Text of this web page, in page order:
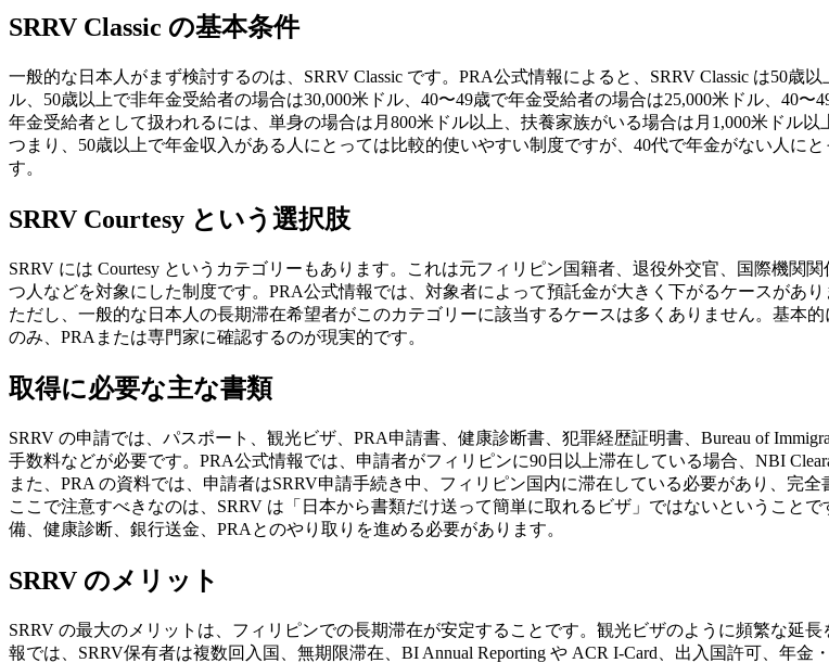
SRRV Classic の基本条件
一般的な日本人がまず検討するのは、SRRV Classic です。PRA公式情報によると、SRRV Classic は50歳
ル、50歳以上で非年金受給者の場合は30,000米ドル、40〜49歳で年金受給者の場合は25,000米ドル、40〜
年金受給者として扱われるには、単身の場合は月800米ドル以上、扶養家族がいる場合は月1,000米ドル以
つまり、50歳以上で年金収入がある人にとっては比較的使いやすい制度ですが、40代で年金がない人に
す。
SRRV Courtesy という選択肢
SRRV には Courtesy というカテゴリーもあります。これは元フィリピン国籍者、退役外交官、国際機
つ人などを対象にした制度です。PRA公式情報では、対象者によって預託金が大きく下がるケースがあり
ただし、一般的な日本人の長期滞在希望者がこのカテゴリーに該当するケースは多くありません。基本
のみ、PRAまたは専門家に確認するのが現実的です。
取得に必要な主な書類
SRRV の申請では、パスポート、観光ビザ、PRA申請書、健康診断書、犯罪経歴証明書、Bureau of
手数料などが必要です。PRA公式情報では、申請者がフィリピンに90日以上滞在している場合、NBI
また、PRA の資料では、申請者はSRRV申請手続き中、フィリピン国内に滞在している必要があり、完
ここで注意すべきなのは、SRRV は「日本から書類だけ送って簡単に取れるビザ」ではないということ
備、健康診断、銀行送金、PRAとのやり取りを進める必要があります。
SRRV のメリット
SRRV の最大のメリットは、フィリピンでの長期滞在が安定することです。観光ビザのように頻繁な延
報では、SRRV保有者は複数回入国、無期限滞在、BI Annual Reporting や ACR I-Card、出入国許可、年